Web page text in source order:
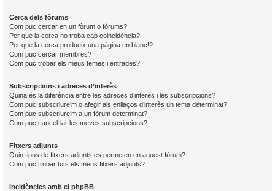
Cerca dels fòrums
Com puc cercar en un fòrum o fòrums?
Per què la cerca no troba cap coincidència?
Per què la cerca produeix una pàgina en blanc!?
Com puc cercar membres?
Com puc trobar els meus temes i entrades?
Subscripcions i adreces d’interès
Quina és la diferència entre les adreces d’interès i les subscripcions?
Com puc subscriure’m o afegir als enllaços d’interès un tema determinat?
Com puc subscriure’m a un fòrum determinat?
Com puc cancel·lar les meves subscripcions?
Fitxers adjunts
Quin tipus de fitxers adjunts es permeten en aquest fòrum?
Com puc trobar tots els meus fitxers adjunts?
Incidències amb el phpBB